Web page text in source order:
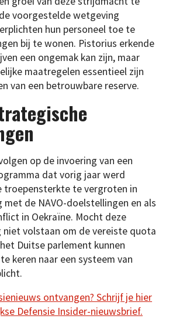
voorgestelde wetgeving
hun personeel toe te
bij te wonen. Pistorius erkende
een ongemak kan zijn, maar
maatregelen essentieel zijn
van een betrouwbare reserve.
op de invoering van een
dat vorig jaar werd
troepensterkte te vergroten in
met de NAVO-doelstellingen en als
in Oekraïne. Mocht deze
volstaan om de vereiste quota
Duitse parlement kunnen
keren naar een systeem van
ontvangen? Schrijf je hier
Defensie Insider-nieuwsbrief.